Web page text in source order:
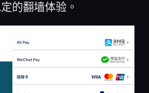
的翻墙体验。